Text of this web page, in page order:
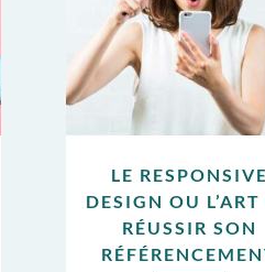
LE RESPONSIVE
DESIGN OU L’ART
RÉUSSIR SON